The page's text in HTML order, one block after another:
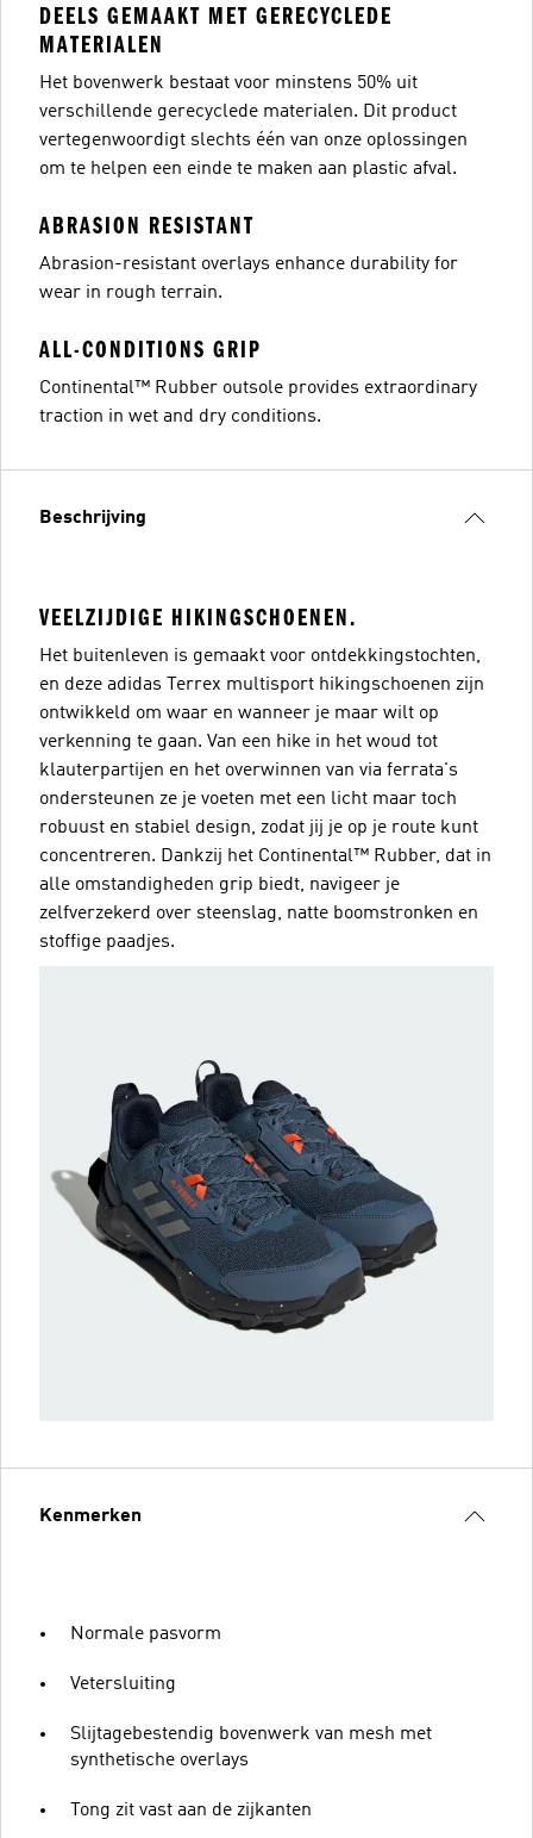
DEELS GEMAAKT MET GERECYCLEDE
MATERIALEN
Het bovenwerk bestaat voor minstens 50% uit
verschillende gerecyclede materialen. Dit product
vertegenwoordigt slechts één van onze oplossingen
om te helpen een einde te maken aan plastic afval.
ABRASION RESISTANT
Abrasion-resistant overlays enhance durability for
wear in rough terrain.
ALL-CONDITIONS GRIP
Continental™ Rubber outsole provides extraordinary
traction in wet and dry conditions.
Beschrijving
VEELZIJDIGE HIKINGSCHOENEN.
Het buitenleven is gemaakt voor ontdekkingstochten,
en deze adidas Terrex multisport hikingschoenen zijn
ontwikkeld om waar en wanneer je maar wilt op
verkenning te gaan. Van een hike in het woud tot
klauterpartijen en het overwinnen van via ferrata's
ondersteunen ze je voeten met een licht maar toch
robuust en stabiel design, zodat jij je op je route kunt
concentreren. Dankzij het Continental™ Rubber, dat in
alle omstandigheden grip biedt, navigeer je
zelfverzekerd over steenslag, natte boomstronken en
stoffige paadjes.
Kenmerken
Normale pasvorm
Vetersluiting
Slijtagebestendig bovenwerk van mesh met
synthetische overlays
Tong zit vast aan de zijkanten